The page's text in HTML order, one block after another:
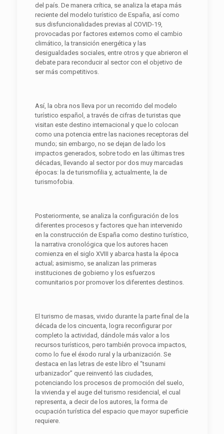
del país. De manera crítica, se analiza la etapa más
reciente del modelo turístico de España, así como
sus disfuncionalidades previas al COVID-19,
provocadas por factores externos como el cambio
climático, la transición energética y las
desigualdades sociales, entre otros y que abrieron el
debate para reconducir al sector con el objetivo de
ser más competitivos.
Así, la obra nos lleva por un recorrido del modelo
turístico español, a través de cifras de turistas que
visitan este destino internacional y que lo colocan
como una potencia entre las naciones receptoras del
mundo; sin embargo, no se dejan de lado los
impactos generados, sobre todo en las últimas tres
décadas, llevando al sector por dos muy marcadas
épocas: la de turismofilia y, actualmente, la de
turismofobia.
Posteriormente, se analiza la configuración de los
diferentes procesos y factores que han intervenido
en la construcción de España como destino turístico,
la narrativa cronológica que los autores hacen
comienza en el siglo XVIII y abarca hasta la época
actual; asimismo, se analizan las primeras
instituciones de gobierno y los esfuerzos
comunitarios por promover los diferentes destinos.
El turismo de masas, vivido durante la parte final de la
década de los cincuenta, logra reconfigurar por
completo la actividad, dándole más valor a los
recursos turísticos, pero también provoca impactos,
como lo fue el éxodo rural y la urbanización. Se
destaca en las letras de este libro el “tsunami
urbanizador” que reinventó las ciudades,
potenciando los procesos de promoción del suelo,
la vivienda y el auge del turismo residencial, el cual
representa, a decir de los autores, la forma de
ocupación turística del espacio que mayor superficie
requiere.